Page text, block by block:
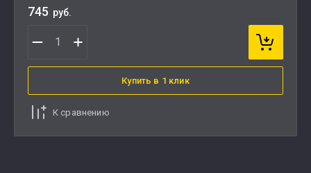
745 руб.
Купить в 1 клик
К сравнению